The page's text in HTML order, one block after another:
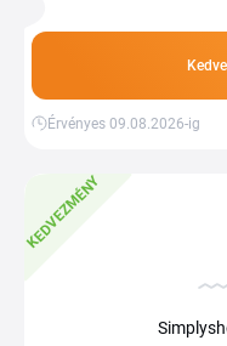
Érvényes 09.08.2026-ig
KEDVEZMÉNY